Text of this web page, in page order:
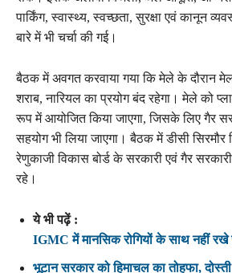
पार्किंग, स्वास्थ्य, स्वच्छता, सुरक्षा एवं कानून
बारे में भी चर्चा की गई।
बैठक में अवगत करवाया गया कि मेले के दौरान
शराब, नारियल का प्रयोग बंद रहेगा। मेले को
रूप में आयोजित किया जाएगा, जिसके लिए गैर
सहयोग भी लिया जाएगा। बैठक में डीसी सिरमौर
रेणुकाजी विकास बोर्ड के सरकारी एवं गैर
रहे।
ये भी पढ़ें :
IGMC में मानसिक रोगियों के साथ नहीं
भूटान सरकार को हिमाचल का तोहफा,